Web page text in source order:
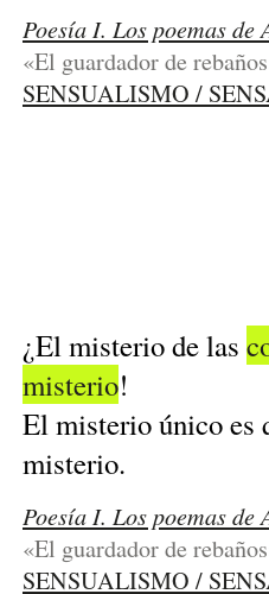
Poesía I. Los poemas
«El guardador de
SENSUALISMO /
¿El misterio de las
misterio!
El misterio único es
misterio.
Poesía I. Los poemas
«El guardador de
SENSUALISMO /